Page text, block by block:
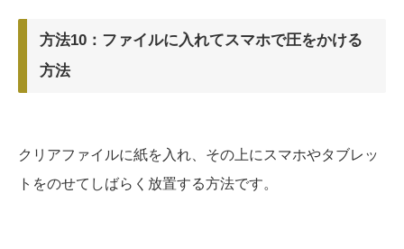
方法10：ファイルに入れてスマホで圧をかける
方法
クリアファイルに紙を入れ、その上にスマホやタブレッ
トをのせてしばらく放置する方法です。